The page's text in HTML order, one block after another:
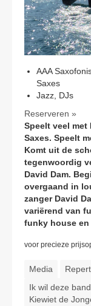
AAA
Saxes
Jazz, DJs
Reserveren »
Speelt veel met
Saxes. Speelt
Komt uit de
tegenwoordig
David Dam.
overgaand in
zanger David
variërend van
funky house en
voor precieze
Media
Ik wil deze
Kiewiet de